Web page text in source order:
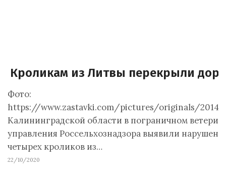
Кроликам из Литвы перекрыли
Фото:
https://www.zastavki.com/pictures/originals/2014/
Калининградской области в пограничном
управления Россельхознадзора выявили
четырех кроликов из…
22/10/2020